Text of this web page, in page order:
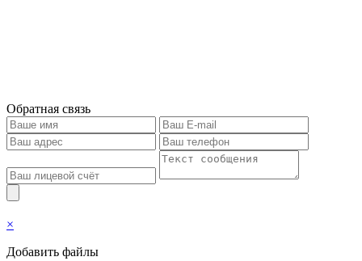
Обратная связь
×
Добавить файлы